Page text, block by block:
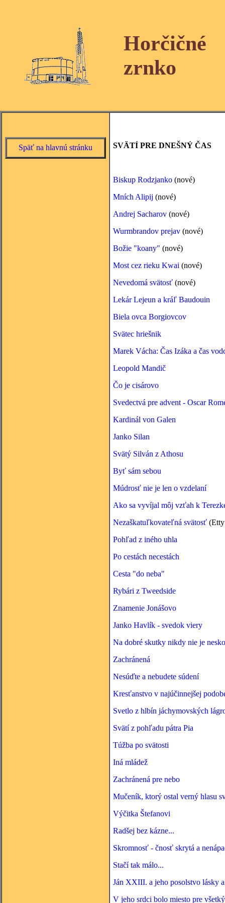
Horčičné
zrnko
Späť na hlavnú stránku SVÄTÍ PRE DNEŠNÝ ČAS
Biskup Rodzjanko (nové)
Mních Alipij (nové)
Andrej Sacharov (nové)
Wurmbrandov prejav (nové)
Božie "koany" (nové)
Most cez rieku Kwai (nové)
Nevedomá svätosť (nové)
Lekár Lejeun a kráľ Baudouin
Biela ovca Borgiovcov
Svätec hriešnik
Marek Vácha: Čas Izáka a čas
Leopold Mandič
Čo je cisárovo
Svedectvá pre advent - Oscar
Kardinál von Galen
Janko Silan
Svätý Silván z Athosu
Byť sám sebou
Múdrosť nie je len o vzdelaní
Ako sa vyvíjal môj vzťah k
Nezaškatuľkovateľná svätosť
Pohľad z iného uhla
Po cestách necestách
Cesta "do neba"
Rybári z Tweedside
Znamenie Jonášovo
Janko Havlík - svedok viery
Na dobré skutky nikdy nie je
Zachránená
Nesúďte a nebudete súdení
Kresťanstvo v najúčinnejšej
Svetlo z hlbín jáchymovských
Svätí z pohľadu pátra Pia
Túžba po svätosti
Iná mládež
Zachránená pre nebo
Mučeník, ktorý ostal verný hlasu
Výčitka Štefanovi
Radšej bez kázne...
Skromnosť - čnosť skrytá a
Stačí tak málo...
Ján XXIII. a jeho posolstvo lásky
V jeho srdci bolo miesto pre